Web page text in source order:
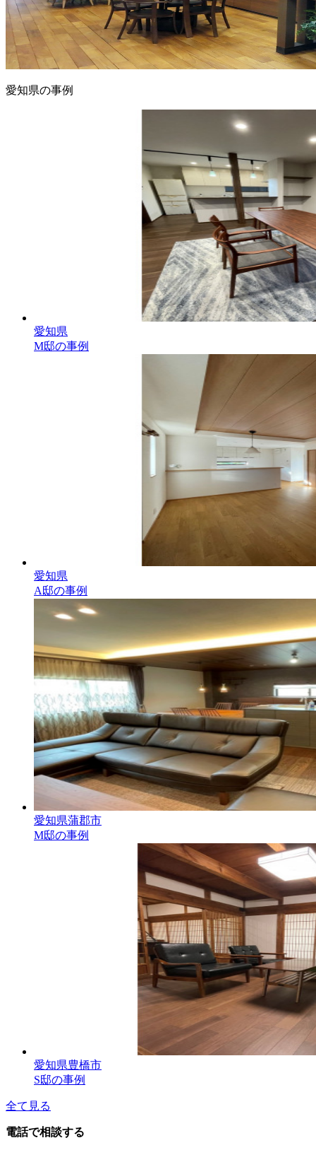
愛知県の事例
愛知県
M邸の事例
愛知県
A邸の事例
愛知県蒲郡市
M邸の事例
愛知県豊橋市
S邸の事例
全て見る
電話で相談する